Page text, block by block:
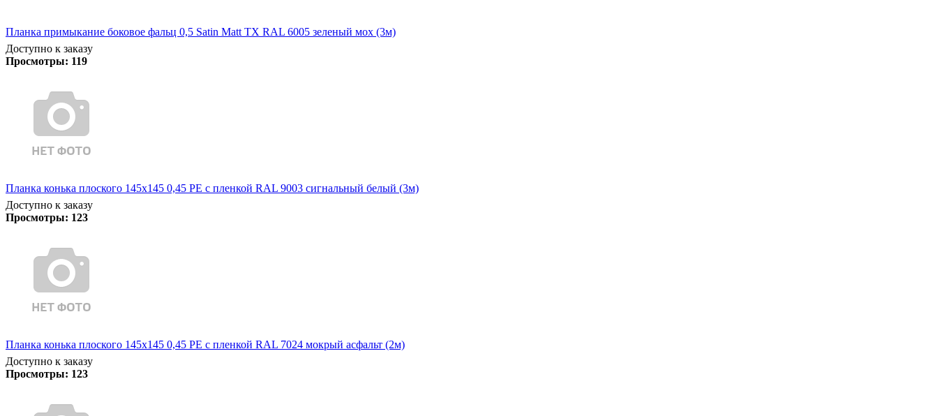
Планка примыкание боковое фальц 0,5 Satin Matt TX RAL 6005 зеленый мох (3м)
Доступно к заказу
Просмотры: 119
Планка конька плоского 145х145 0,45 PE с пленкой RAL 9003 сигнальный белый (3м)
Доступно к заказу
Просмотры: 123
Планка конька плоского 145х145 0,45 PE с пленкой RAL 7024 мокрый асфальт (2м)
Доступно к заказу
Просмотры: 123